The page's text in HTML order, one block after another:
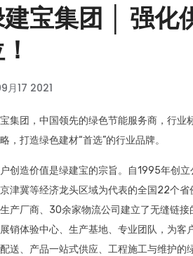
宝集团 │ 强化
月17 2021
集团，中国领先的绿色节能服务商，行业
，打造绿色建材“首选”的行业品牌。
创造价值是绿建宝的宗旨。自1995年创
津冀等经济龙头区域为代表的全国22个
产厂商、30余家物流公司建立了无缝链
销体验中心、生产基地、专业团队，为
送、产品一站式供应、工程施工与维护